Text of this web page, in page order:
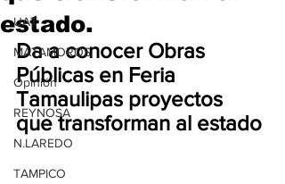
UAT
MATAMOROS
Opinión
REYNOSA
N.LAREDO
TAMPICO
estado.
Da a conocer Obras
Públicas en Feria
Tamaulipas proyectos
que transforman al estado